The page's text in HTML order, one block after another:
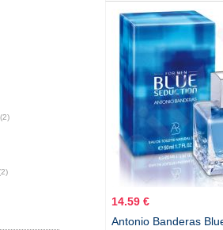
(2)
14.59 €
Antonio Banderas